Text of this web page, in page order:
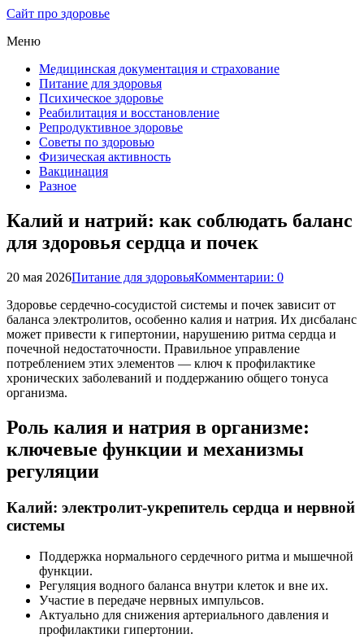
Сайт про здоровье
Меню
Медицинская документация и страхование
Питание для здоровья
Психическое здоровье
Реабилитация и восстановление
Репродуктивное здоровье
Советы по здоровью
Физическая активность
Вакцинация
Разное
Калий и натрий: как соблюдать баланс
для здоровья сердца и почек
20 мая 2026Питание для здоровьяКомментарии: 0
Здоровье сердечно-сосудистой системы и почек зависит от
баланса электролитов, особенно калия и натрия. Их дисбаланс
может привести к гипертонии, нарушению ритма сердца и
почечной недостаточности. Правильное управление
потреблением этих элементов — ключ к профилактике
хронических заболеваний и поддержанию общего тонуса
организма.
Роль калия и натрия в организме:
ключевые функции и механизмы
регуляции
Калий: электролит-укрепитель сердца и нервной
системы
Поддержка нормального сердечного ритма и мышечной
функции.
Регуляция водного баланса внутри клеток и вне их.
Участие в передаче нервных импульсов.
Актуально для снижения артериального давления и
профилактики гипертонии.